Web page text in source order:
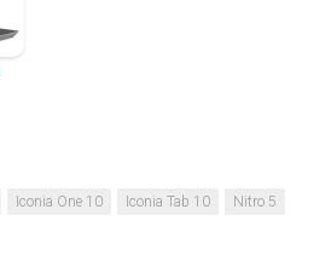
Iconia One 10 Iconia Tab 10
Nitro 5